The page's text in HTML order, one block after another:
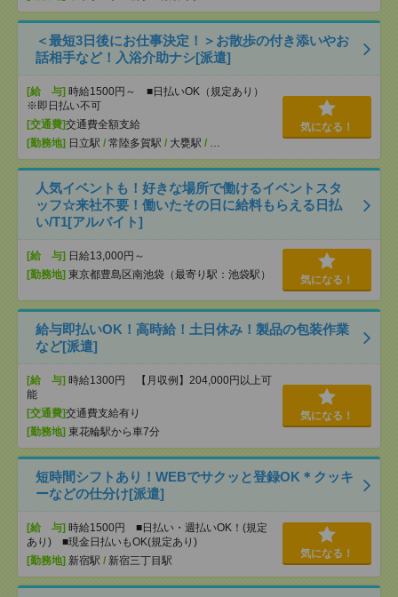
＜最短3日後にお仕事決定！＞お散歩の付き添いやお
話相手など！入浴介助ナシ[派遣]
[給 与] 時給1500円～ ■日払いOK（規定あり）
※即日払い不可
[交通費]交通費全額支給
[勤務地] 日立駅 / 常陸多賀駅 / 大甕駅 / …
気になる！
人気イベントも！好きな場所で働けるイベントスタ
ッフ☆来社不要！働いたその日に給料もらえる日払
い/T1[アルバイト]
[給 与] 日給13,000円～
[勤務地] 東京都豊島区南池袋（最寄り駅：池袋駅） 気になる！
給与即払いOK！高時給！土日休み！製品の包装作業
など[派遣]
[給 与] 時給1300円 【月収例】204,000円以上可
能
[交通費]交通費支給有り
[勤務地] 東花輪駅から車7分
気になる！
短時間シフトあり！WEBでサクッと登録OK＊クッキ
ーなどの仕分け[派遣]
[給 与] 時給1500円 ■日払い・週払いOK！(規定
あり) ■現金日払いもOK(規定あり)
[勤務地] 新宿駅 / 新宿三丁目駅
気になる！